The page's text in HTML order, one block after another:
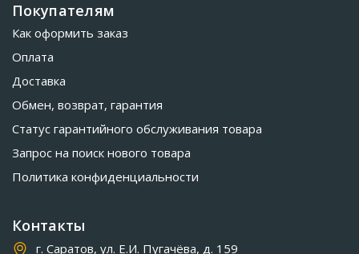
Покупателям
Как оформить заказ
Оплата
Доставка
Обмен, возврат, гарантия
Статус гарантийного обслуживания товара
Запрос на поиск нового товара
Политика конфиденциальности
Контакты
г. Саратов, ул. Е.И. Пугачёва, д. 159